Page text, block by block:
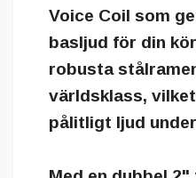
Voice Coil som
basljud för din
robusta
världsklass,
pålitligt ljud